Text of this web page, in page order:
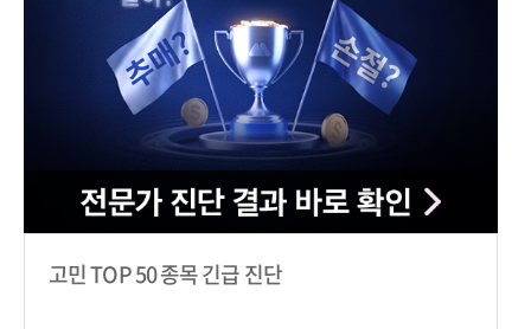
고민 TOP 50 종목 긴급 진단